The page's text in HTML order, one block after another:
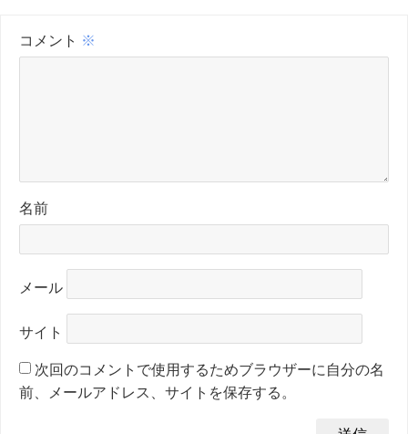
コメント ※
名前
メール
サイト
次回のコメントで使用するためブラウザーに自分の名
前、メールアドレス、サイトを保存する。